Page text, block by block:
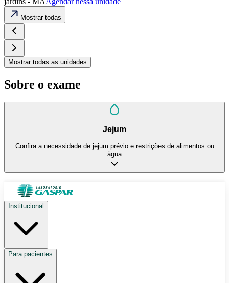
Mostrar todas
Mostrar todas as unidades
Sobre o exame
Jejum
Confira a necessidade de jejum prévio e restrições de alimentos ou
água
Institucional
Para pacientes